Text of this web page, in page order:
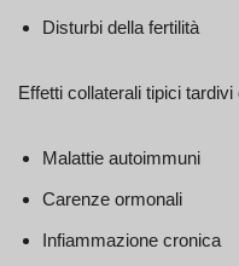
Disturbi della fertilità
Effetti collaterali tipici
Malattie autoimmuni
Carenze ormonali
Infiammazione cronica